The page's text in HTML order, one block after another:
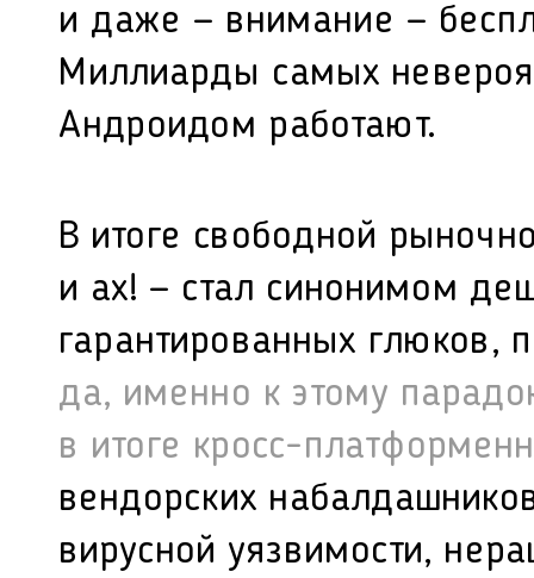
и даже — внимание —
Миллиарды самых
Андроидом работают.
В итоге свободной
и ах! — стал синонимом
гарантированных глюков,
да, именно к этому
в итоге кросс-
вендорских
вирусной уязвимости,